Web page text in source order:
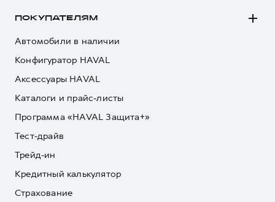
ПОКУПАТЕЛЯМ
Автомобили в наличии
Конфигуратор HAVAL
Аксессуары HAVAL
Каталоги и прайс-листы
Программа «HAVAL Защита+»
Тест-драйв
Трейд-ин
Кредитный калькулятор
Страхование